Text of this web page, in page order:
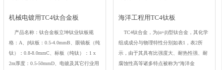
机械电镀用TC4钛合金板
产品名称：钛合金板立坤钛业钛板规
格：A、β钛板：0.5-4.0mmB、眼镜板（纯
钛）：0.8-8.0mmC、标板（纯钛）：1 x
2m厚度：0.5-50mmD、电镀及其它行业用
海洋工程用TC4钛板
TC4钛合金，为(α+β)型钛合金，其化学
组成成分与物理特性分别如表1，表2所
示，由于其具有比强度大、耐热性强、耐
腐蚀性高等诸多特点被称为“海洋金